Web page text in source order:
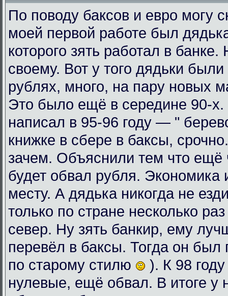
По поводу баксов и евро могу
моей первой работе был
которого зять работал в
своему. Вот у того дядьки
рублях, много, на пару новых
Это было ещё в середине 90-х.
написал в 95-96 году — "
книжке в сбере в баксы,
зачем. Объяснили тем что ещё
будет обвал рубля. Экономика
месту. А дядька никогда не
только по стране несколько
север. Ну зять банкир, ему
перевёл в баксы. Тогда он был
по старому стилю
). К 98
нулевые, ещё обвал. В итоге у